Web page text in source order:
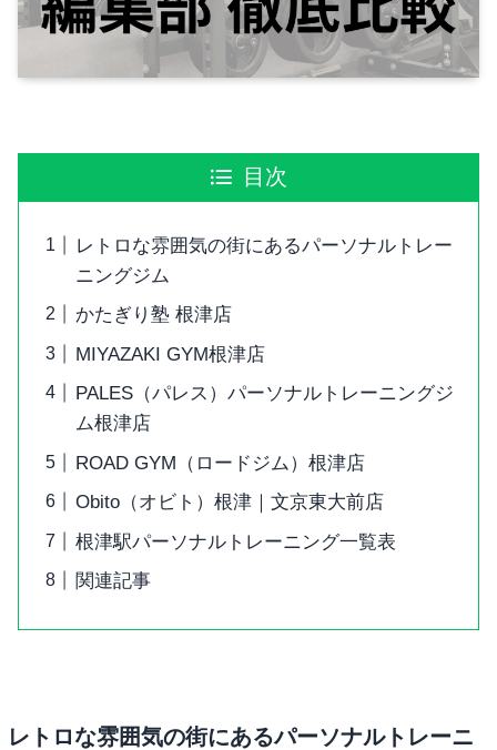
目次
レトロな雰囲気の街にあるパーソナルトレー
ニングジム
かたぎり塾 根津店
MIYAZAKI GYM根津店
PALES（パレス）パーソナルトレーニングジ
ム根津店
ROAD GYM（ロードジム）根津店
Obito（オビト）根津｜文京東大前店
根津駅パーソナルトレーニング一覧表
関連記事
レトロな雰囲気の街にあるパーソナルトレーニ